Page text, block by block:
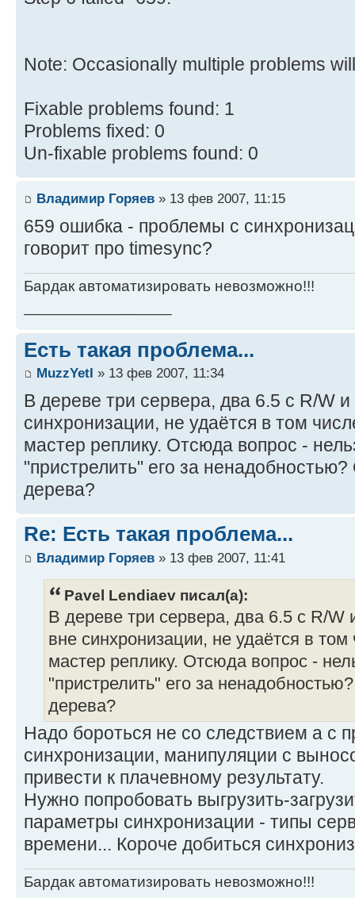
Note: Occasionally multiple problems
Fixable problems found: 1
Problems fixed: 0
Un-fixable problems found: 0
Владимир Горяев » 13 фев 2007, 11:15
659 ошибка - проблемы с
говорит про timesync?
Бардак автоматизировать невозможно!!!
Есть такая проблема...
MuzzYetI » 13 фев 2007, 11:34
В дереве три сервера, два 6.5 с R/W
синхронизации, не удаётся в том
мастер реплику. Отсюда вопрос -
"пристрелить" его за
дерева?
Re: Есть такая проблема...
Владимир Горяев » 13 фев 2007, 11:41
Pavel Lendiaev писал(а):
В дереве три сервера, два 6.5 с R/W
вне синхронизации, не удаётся в том
мастер реплику. Отсюда вопрос -
"пристрелить" его за
дерева?
Надо бороться не со следствием а с
синхронизации, манипуляции с
привести к плачевному результату.
Нужно попробовать выгрузить-
параметры синхронизации - типы
времени... Короче добиться
Бардак автоматизировать невозможно!!!